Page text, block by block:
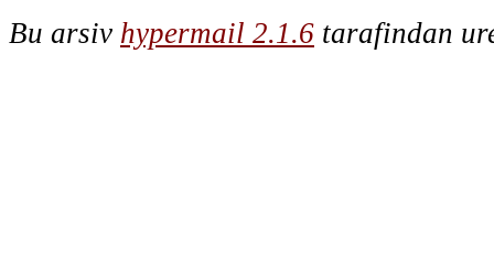
Bu arsiv hypermail 2.1.6 tarafindan